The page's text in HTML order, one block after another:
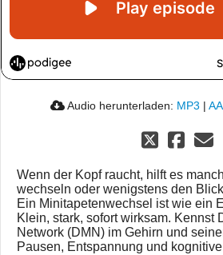
Audio herunterladen: MP3 |
Wenn der Kopf raucht, hilft es
wechseln oder wenigstens den
Ein Minitapetenwechsel ist wie ein
Klein, stark, sofort wirksam. Kennst
Network (DMN) im Gehirn und
Pausen, Entspannung und